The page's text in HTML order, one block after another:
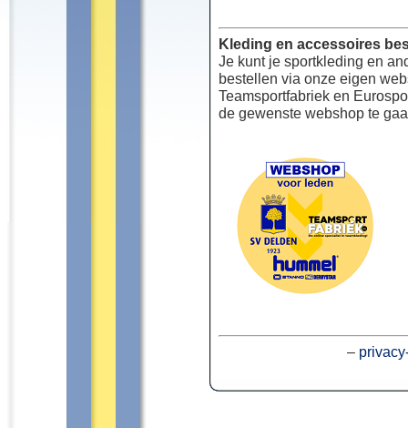
Kleding en accessoires
Je kunt je sportkleding en
bestellen via onze eigen
Teamsportfabriek en
de gewenste webshop te
–